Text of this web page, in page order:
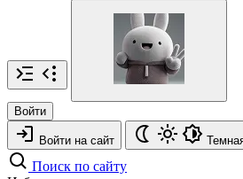
Войти
Войти на сайт
Поиск по сайту